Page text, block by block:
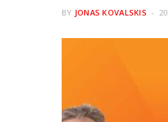
BY JONAS KOVALSKIS